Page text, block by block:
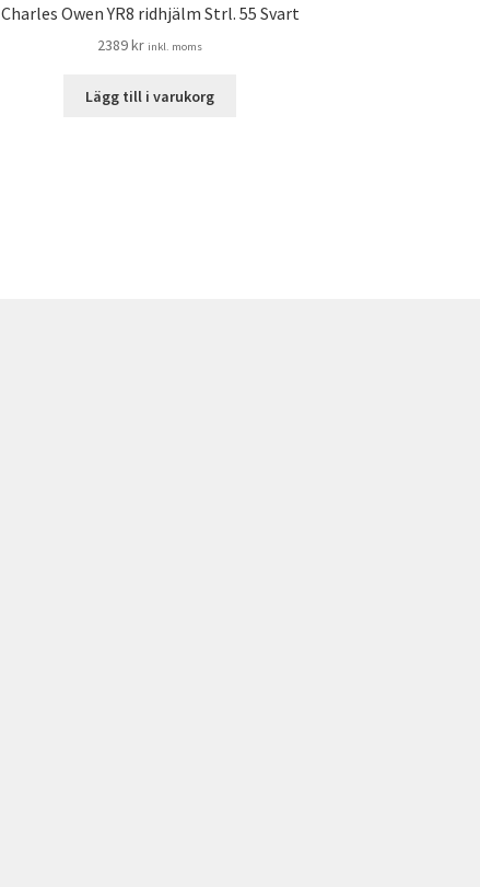
Charles Owen YR8 ridhjälm Strl. 55 Svart
2389kr inkl. moms
Lägg till i varukorg